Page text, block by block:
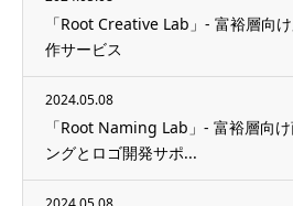
「Root Creative Lab」- 富裕層向
作サービス
2024.05.08
「Root Naming Lab」- 富裕層向
ングとロゴ開発サポ...